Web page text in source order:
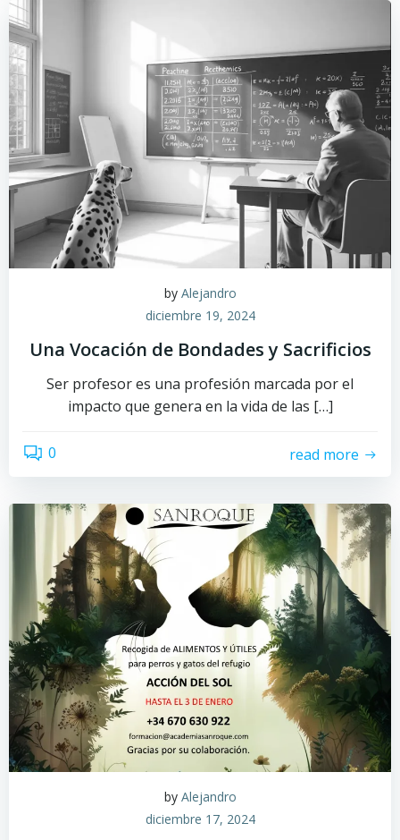
by Alejandro
diciembre 19, 2024
Una Vocación de Bondades y Sacrificios
Ser profesor es una profesión marcada por el
impacto que genera en la vida de las […]
0 read more
by Alejandro
diciembre 17, 2024